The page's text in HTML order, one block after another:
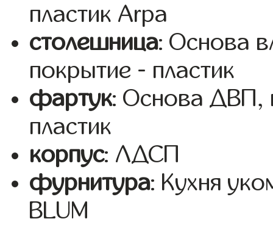
пластик Arpa
столешница: Основа
покрытие - пластик
фартук: Основа ДВП,
пластик
корпус: ЛДСП
фурнитура: Кухня
BLUM